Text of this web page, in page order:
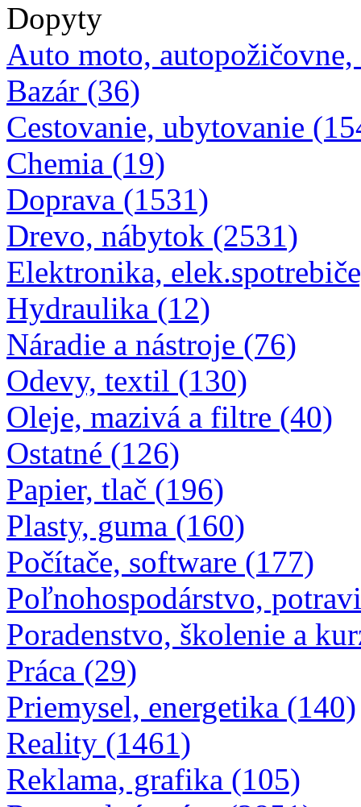
Dopyty
Auto moto,
Bazár (36)
Cestovanie, ubytovanie
Chemia (19)
Doprava (1531)
Drevo, nábytok (2531)
Elektronika,
Hydraulika (12)
Náradie a nástroje (76)
Odevy, textil (130)
Oleje, mazivá a filtre (40)
Ostatné (126)
Papier, tlač (196)
Plasty, guma (160)
Počítače, software (177)
Poľnohospodárstvo,
Poradenstvo, školenie a
Práca (29)
Priemysel, energetika (140)
Reality (1461)
Reklama, grafika (105)